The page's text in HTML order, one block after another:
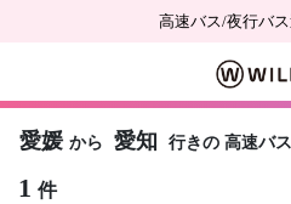
高速バス/夜行バ
愛媛 から 愛知 行きの 高速バ
1 件